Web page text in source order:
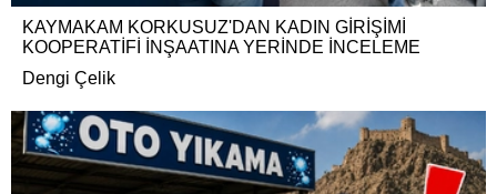
KAYMAKAM KORKUSUZ'DAN KADIN GİRİŞİMİ
KOOPERATİFİ İNŞAATINA YERİNDE İNCELEME
Dengi Çelik